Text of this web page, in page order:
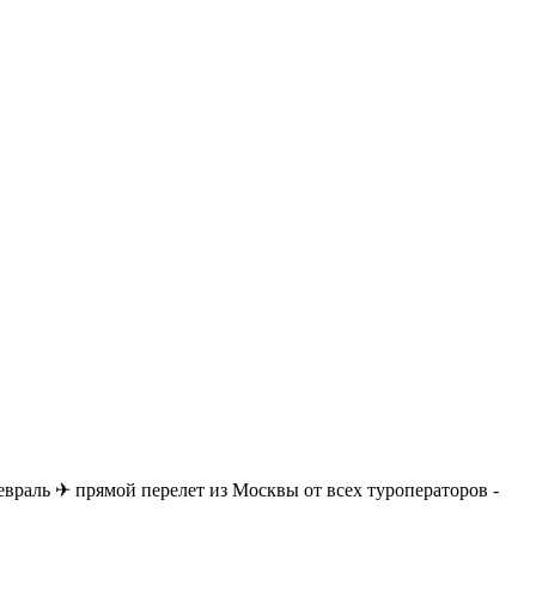
✈ прямой перелет из Москвы от всех туроператоров -